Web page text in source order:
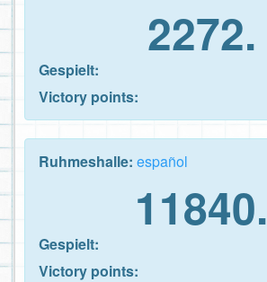
2272.
Gespielt:
Victory points:
Ruhmeshalle: español
11840.
Gespielt:
Victory points: